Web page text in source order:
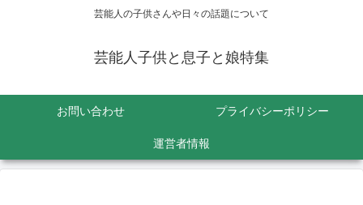
芸能人の子供さんや日々の話題について
芸能人子供と息子と娘特集
お問い合わせ プライバシーポリシー
運営者情報